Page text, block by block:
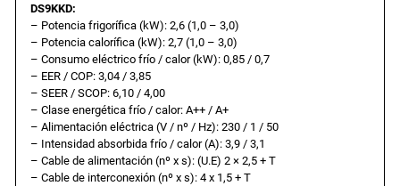
€
.
DS9KKD:
– Potencia frigorífica (kW): 2,6 (1,0 – 3,0)
– Potencia calorífica (kW): 2,7 (1,0 – 3,0)
– Consumo eléctrico frío / calor (kW): 0,85 / 0,7
– EER / COP: 3,04 / 3,85
– SEER / SCOP: 6,10 / 4,00
– Clase energética frío / calor: A++ / A+
– Alimentación eléctrica (V / nº / Hz): 230 / 1 / 50
– Intensidad absorbida frío / calor (A): 3,9 / 3,1
– Cable de alimentación (nº x s): (U.E) 2 × 2,5 + T
– Cable de interconexión (nº x s): 4 x 1,5 + T